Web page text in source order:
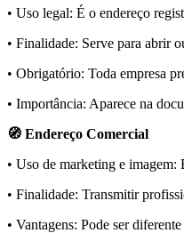
• Uso legal: É o endereço
• Finalidade: Serve para abrir
• Obrigatório: Toda empresa
• Importância: Aparece na
🧭 Endereço Comercial
• Uso de marketing e imagem:
• Finalidade: Transmitir
• Vantagens: Pode ser